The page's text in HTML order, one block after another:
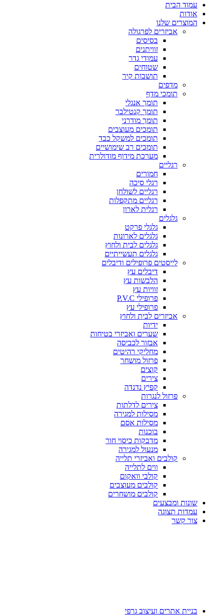
עמוד הבית
אודות
המוצרים שלנו
אביזרים לפרגולה
בסיסים
זוויתנים
עמודי גדר
שטוחים
תושבות קיר
מדפים
תומכי מדף
תומך אנגלי
תומך קנטילבר
תומך מודרני
תומכים מעוצבים
תומכים למשקל כבד
תומכים רב שימושיים
מערכת מידוף מודולרית
רגליים
חמורים
רגלי סיכה
רגליים לשולחן
רגליים מתקפלות
רגלית לארון
גלגלים
גלגלי פרקט
גלגלים לארונות
גלגלים לבית ולחוץ
גלגלים תעשייתיים
לייסטים פרופילים ודיבלים
דיבלים עץ
הלבשות עץ
זוויות עץ
פרופילי P.V.C
פרופילי עץ
אביזרים לבית ולחוץ
ידיות
שערים ואביזרי בטיחות
אבזור לכביסה
מחליקי רהיטים
פרזול מושחר
קוצים
צירים
קפיץ נדנדה
פרזול לנגרות
צירים לדלתות
מסילות למגירה
מסילות אסם
בוכנות
מדבקות כיסוי חור
מנעול למגירה
קולבים ואביזרי תלייה
ווים לתלייה
קולבי וואקום
קולבים מעוצבים
קולבים מושחרים
שונות ומבצעים
עמדות תצוגה
צור קשר
בניית אתרים ועיצוב גרפי